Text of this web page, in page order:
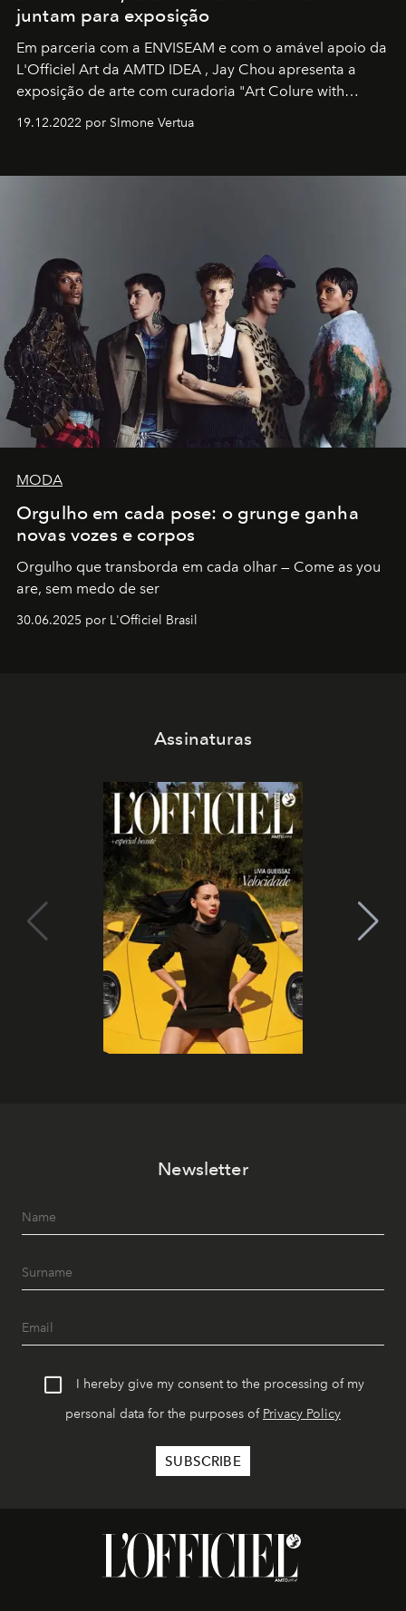
juntam para exposição
Em parceria com a ENVISEAM e com o amável apoio da
L'Officiel Art da AMTD IDEA , Jay Chou apresenta a
exposição de arte com curadoria "Art Colure with
19.12.2022 por SImone Vertua
MODA
Orgulho em cada pose: o grunge ganha
novas vozes e corpos
Orgulho que transborda em cada olhar — Come as you
are, sem medo de ser
30.06.2025 por L'Officiel Brasil
Assinaturas
Newsletter
I hereby give my consent to the processing of my
personal data for the purposes of Privacy Policy